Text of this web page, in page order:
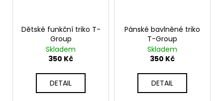
Dětské funkční triko T-
Group
Skladem
350 Kč
DETAIL
Pánské bavlněné triko
T-Group
Skladem
350 Kč
DETAIL